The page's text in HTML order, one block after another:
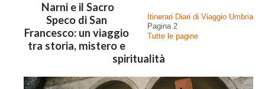
Itinerari Diari di Viaggio Umbria
Pagina 2
Tutte le pagine
Narni e il Sacro
Speco di San
Francesco: un viaggio
tra storia, mistero e
spiritualità